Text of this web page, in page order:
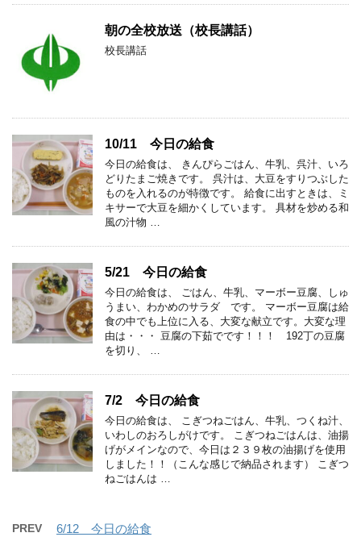
朝の全校放送（校長講話）
校長講話
10/11 今日の給食
今日の給食は、 きんぴらごはん、牛乳、呉汁、いろ
どりたまご焼きです。 呉汁は、大豆をすりつぶした
ものを入れるのが特徴です。 給食に出すときは、ミ
キサーで大豆を細かくしています。 具材を炒める和
風の汁物 …
5/21 今日の給食
今日の給食は、 ごはん、牛乳、マーボー豆腐、しゅ
うまい、わかめのサラダ です。 マーボー豆腐は給
食の中でも上位に入る、大変な献立です。大変な理
由は・・・ 豆腐の下茹でです！！！ 192丁の豆腐
を切り、 …
7/2 今日の給食
今日の給食は、 こぎつねごはん、牛乳、つくね汁、
いわしのおろしがけです。 こぎつねごはんは、油揚
げがメインなので、今日は２３９枚の油揚げを使用
しました！！（こんな感じで納品されます） こぎつ
ねごはんは …
PREV 6/12 今日の給食